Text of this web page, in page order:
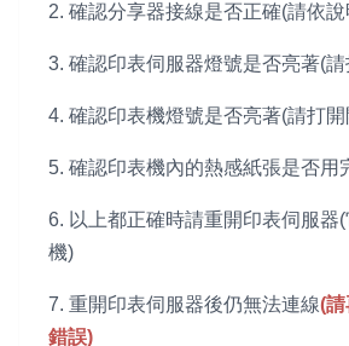
2. 確認分享器接線是否正確(請依
3. 確認印表伺服器燈號是否亮著(
4. 確認印表機燈號是否亮著(請打
5. 確認印表機內的熱感紙張是否用
6. 以上都正確時請重開印表伺服器
機)
7. 重開印表伺服器後仍無法連線(
錯誤)